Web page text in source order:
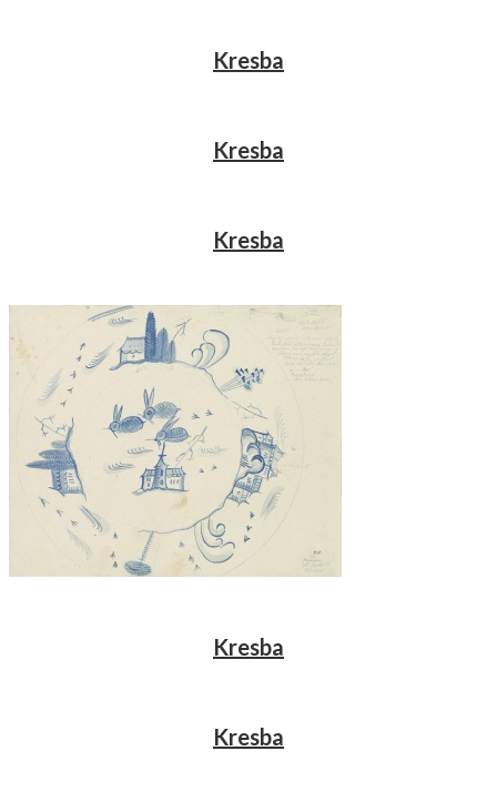
Kresba
Kresba
Kresba
Kresba
Kresba